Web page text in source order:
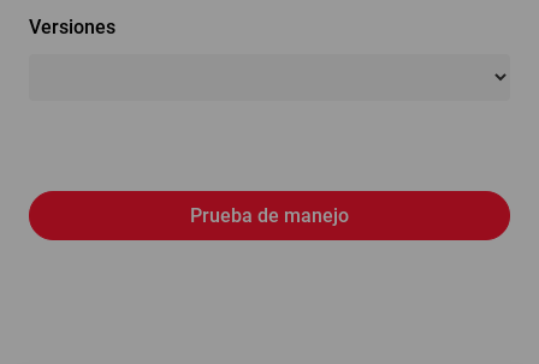
Versiones
Prueba de manejo